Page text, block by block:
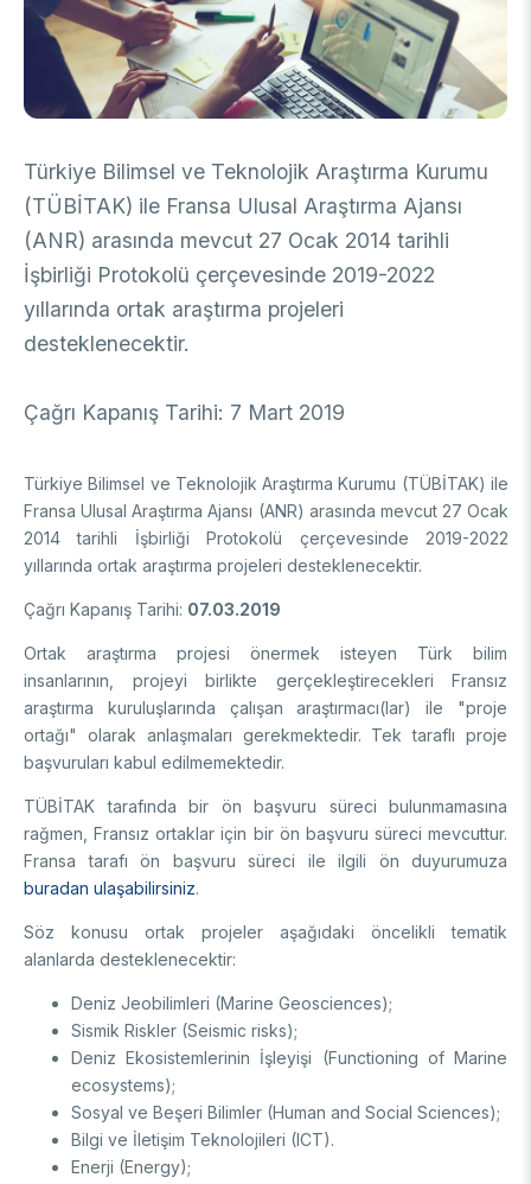
Arşiv
Üretken Yapay Zekâ Rehberi
DESTEKLER
Akademik
Ulusal Programlar
Uluslararası Programlar
Bilim & Toplum
Ulusal Programlar
Uluslararası Programlar
Bilimsel Etkinlik
Etkinlik Düzenleme
Etkinliklere Katılım
Uluslararası İş Birlikleri
AB Çerçeve Programları
BURSLAR
Mentorluk Desteği Programı
Burs Programları
Destek Programları
Lisansüstü
Eğitim Burs Programları
Uluslararası Burslar
Doktora Sonrası
Araştırma Burs Programları
Uluslararası Burslar
Araştırma Burs Programları
Uluslararası Burslar
AR-GE FAALİYETLERİMİZ
MAM
Enerji Teknolojileri
İklim ve Yaşam Bilimleri
Malzeme ve Proses Teknolojileri
BİLGEM
Bilişim Teknolojileri Enstitüsü (BTE)
Siber Güvenlik Enstitüsü (SGE)
Ulusal Elektronik ve Kriptoloji Araştırma Enstitüsü (UEKAE)
Yapay Zekâ Enstitüsü (YZE)
Yazılım Teknolojileri Araştırma Enstitüsü (YTE)
İleri Teknolojiler Araştırma Enstitüsü (İLTAREN)
AR-GE Birimleri
Raylı Ulaşım Teknolojileri Enstitüsü (RUTE)
Savunma Sanayii Araştırma ve Geliştirme Enstitüsü (SAGE)
TEKSEB ve TEKNOPARK
Temel Bilimler Araştırma Enstitüsü (TBAE)
Temiz Enerji, İklim Değişikliği ve Sürdürülebilirlik Araştırma
Enstitüsü
Türkiye Sanayi Sevk ve İdare Enstitüsü (TÜSSİDE)
Ulusal Metroloji Enstitüsü (UME)
Uzay Teknolojileri Araştırma Enstitüsü (UZAY)
AR-GE Kolaylık Birimleri
Bursa Test ve Analiz Laboratuvarı (BUTAL)
Ulusal Akademik Ağ ve Bilgi Merkezi (ULAKBİM)
Haber Arşivi
Video Arşivi
Fotoğraf Arşivi
KVKK Aydınlatma metni
Türkiye Bilimsel ve Teknolojik Araştırma Kurumu
(TÜBİTAK) ile Fransa Ulusal Araştırma Ajansı
(ANR) arasında mevcut 27 Ocak 2014 tarihli
İşbirliği Protokolü çerçevesinde 2019-2022
yıllarında ortak araştırma projeleri
desteklenecektir.
Çağrı Kapanış Tarihi: 7 Mart 2019
Türkiye Bilimsel ve Teknolojik Araştırma Kurumu (TÜBİTAK) ile
Fransa Ulusal Araştırma Ajansı (ANR) arasında mevcut 27 Ocak
2014 tarihli İşbirliği Protokolü çerçevesinde 2019-2022
yıllarında ortak araştırma projeleri desteklenecektir.
Çağrı Kapanış Tarihi: 07.03.2019
Ortak araştırma projesi önermek isteyen Türk bilim
insanlarının, projeyi birlikte gerçekleştirecekleri Fransız
araştırma kuruluşlarında çalışan araştırmacı(lar) ile "proje
ortağı" olarak anlaşmaları gerekmektedir. Tek taraflı proje
başvuruları kabul edilmemektedir.
TÜBİTAK tarafında bir ön başvuru süreci bulunmamasına
rağmen,Fransız ortaklar için bir ön başvuru süreci mevcuttur.
Fransa tarafı ön başvuru süreci ile ilgili ön duyurumuza
buradan ulaşabilirsiniz.
Söz konusu ortak projeler aşağıdaki öncelikli tematik
alanlarda desteklenecektir:
Deniz Jeobilimleri (Marine Geosciences);
Sismik Riskler (Seismic risks);
Deniz Ekosistemlerinin İşleyişi (Functioning of Marine
ecosystems);
Sosyal ve Beşeri Bilimler (Human and Social Sciences);
Bilgi ve İletişim Teknolojileri (ICT).
Enerji (Energy);